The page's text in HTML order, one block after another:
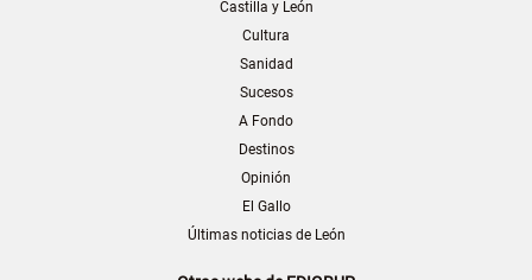
Castilla y León
Cultura
Sanidad
Sucesos
A Fondo
Destinos
Opinión
El Gallo
Últimas noticias de León